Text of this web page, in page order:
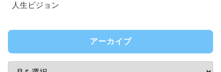
人生ビジョン
アーカイブ